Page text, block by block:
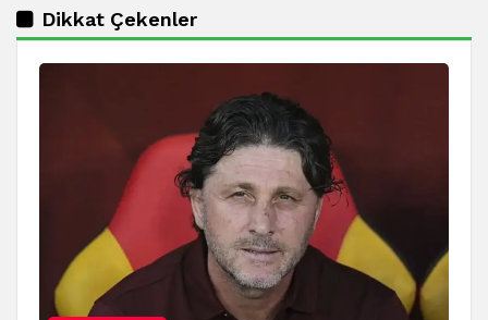
Dikkat Çekenler